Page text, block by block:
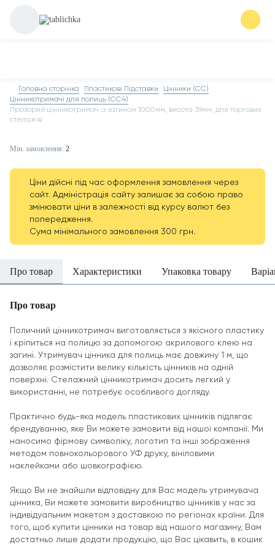
Головна сторінка Пластикові Підставки
Цінники (СС)
Цінникотримачі для полиць (CC4)
Прозорий цінникотримач із загином 1000мм, висота 39мм, для торгових
стелажів
Мін. замовлення: 2
Ціни дійсні під час оформлення замовлення через
сайт. Адміністрація сайту залишає за собою право
змінювати ціни в залежності від курсу валют без
попередження.
Сума мінімального замовлення 300 грн.
Про товар Характеристики Упаковка товару
Про товар
Поличний цінникотримач виготовляється з якісного пластику
і кріпиться на полицю за допомогою акрилового клею на
загині. Утримувач цінника для полиць має довжину 1 м, що
дозволяє розмістити велику кількість цінників на одній
поверхні. Стелажний цінникотримач досить легкий у
використанні, не потребує особливого догляду.
Практично будь-яка модель пластикових цінників підлягає
брендуванню, яке Ви можете замовити від нашої компанії. Ми
наносимо фірмову символіку, логотип та інші зображення
методом повнокольорового УФ друку, вініловими
наклейками або шовкографією.
Якщо Ви не знайшли відповідну для Вас модель утримувача
цінника, Ви можете замовити виробництво цінників у нас за
індивідуальним макетом з доставкою по регіонах країни. Для
того, щоб купити цінники на товар від нашого магазину, Вам
достатньо лише додати продукцію, що Вас цікавить, в кошик